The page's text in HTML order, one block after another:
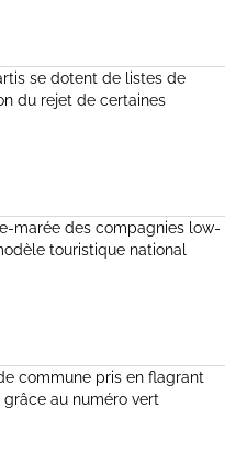
se dotent de listes de
du rejet de certaines
marée des compagnies low-
touristique national
commune pris en flagrant
au numéro vert